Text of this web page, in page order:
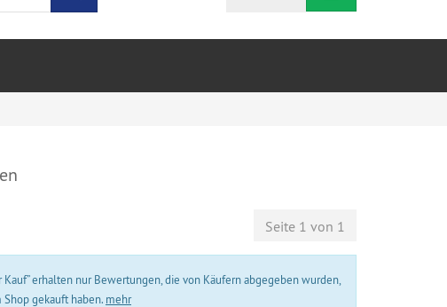
Seite 1 von 1
Kauf” erhalten nur Bewertungen, die von Käufern abgegeben wurden,
gekauft haben. mehr